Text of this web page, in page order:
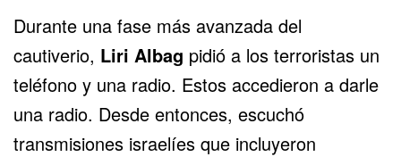
Durante una fase más avanzada del
cautiverio, Liri Albag pidió a los terroristas un
teléfono y una radio. Estos accedieron a darle
una radio. Desde entonces, escuchó
transmisiones israelíes que incluyeron